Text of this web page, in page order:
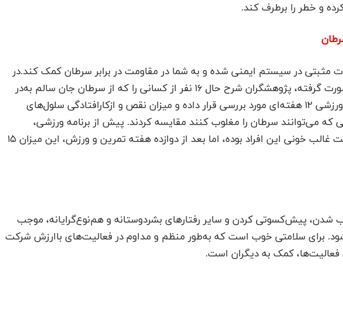
و خطر را برطرف کند.
مثبتی در سیستم ایمنی شده و به شما در مقاومت در برابر سرطان کمک کند.در
مطالعه‌ای که در دانشگاه نبراسکا صورت گرفته، پژوهشگران شرح حال ۱۶ نفر از کسانی را که از سرطان جان سالم به‌در
برده بودند، قبل و بعد از یک برنامه ورزشی ۱۲ هفته‌ای مورد بررسی قرار داده و میزان نقص و ازکارافتادگی سلول‌های
که می‌توانند سرطان را مغلوب کنند مقایسه کردند. پیش از برنامه ورزشی،
سلول‌های ایمنی از کارافتاده، وضعیت غالب خونی این افراد بوده، اما بعد از دوازده هفته تمرین و ورزش، این میزان ۱۵
شدن، پیش‌کسوتی کردن و سایر رفتارهای بشردوستانه و هم‌نوع‌گرایانه، موجب
برای سلامتی خوب است که به‌طور منظم و مداوم در فعالیت‌های باارزش شرکت
فعالیت‌ها، کمک به دیگران است.